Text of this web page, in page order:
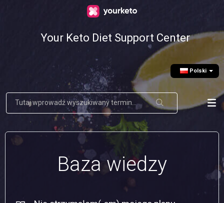
Your Keto Diet Support Center
Polski
Baza wiedzy